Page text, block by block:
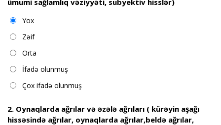
ümumi sağlamlıq vəziyyəti, subyektiv hisslər)
Yox
Zəif
Orta
İfadə olunmuş
Çox ifadə olunmuş
2. Oynaqlarda ağrılar və əzələ ağrıları ( kürəyin aşağı
hissəsində ağrılar, oynaqlarda ağrılar,beldə ağrılar,